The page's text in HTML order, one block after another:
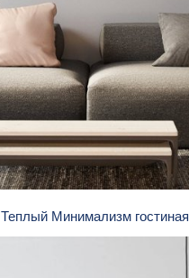
Теплый Минимализм гостиная